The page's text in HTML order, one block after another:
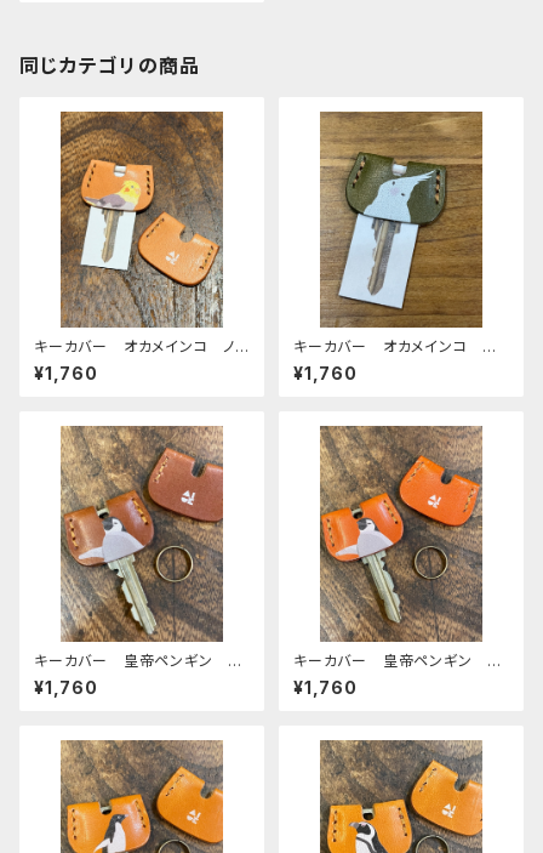
同じカテゴリの商品
キーカバー オカメインコ ノ
ーマル ヌメ おかめいんこ
¥1,760
キーカバー オカメインコ ア
ルビノ Green グリーン ぽ
わんシリーズ おかめいんこ
¥1,760
キーカバー 皇帝ペンギン ヒ
ナ エンペラー ヒナペン ペ
ンギン Brown ブラウン 栃
¥1,760
キーカバー 皇帝ペンギン ヒ
ナ エンペラー ヒナペン ペ
ンギン RedBrown レッドブ
¥1,760